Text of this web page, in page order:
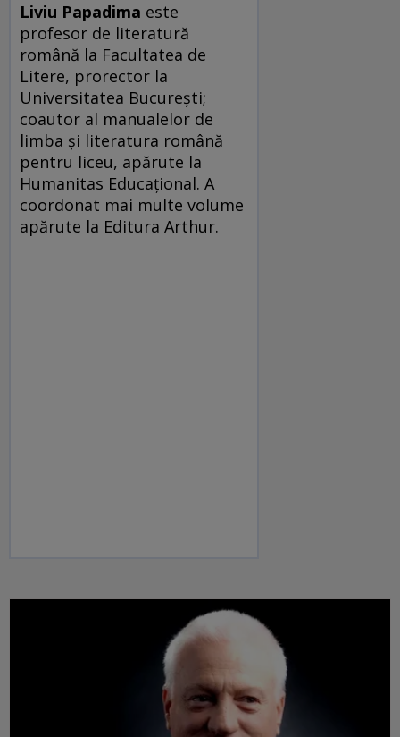
Liviu Papadima este
profesor de literatură
română la Facultatea de
Litere, prorector la
Universitatea Bucureşti;
coautor al manualelor de
limba şi literatura română
pentru liceu, apărute la
Humanitas Educaţional. A
coordonat mai multe volume
apărute la Editura Arthur.